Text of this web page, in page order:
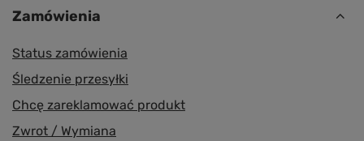
Zamówienia
Status zamówienia
Śledzenie przesyłki
Chcę zareklamować produkt
Zwrot / Wymiana